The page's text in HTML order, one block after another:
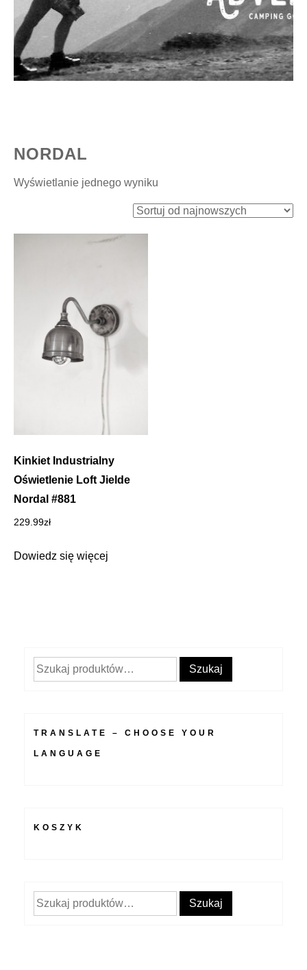
NORDAL
Wyświetlanie jednego wyniku
Kinkiet Industrialny
Oświetlenie Loft Jielde
Nordal #881
229.99zł
Dowiedz się więcej
Szukaj: Szukaj
TRANSLATE – CHOOSE YOUR
LANGUAGE
KOSZYK
Szukaj: Szukaj